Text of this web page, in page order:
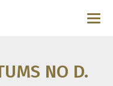
NO D.